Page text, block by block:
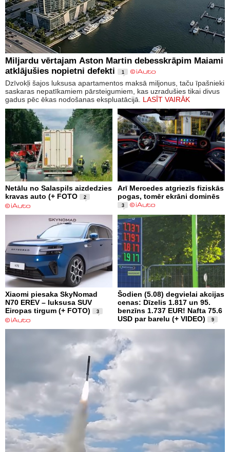
Miljardu vērtajam Aston Martin debesskrāpim Maiami
atklājušies nopietni defekti
1
Dzīvokļi šajos luksusa apartamentos maksā miljonus, taču īpašnieki
saskaras nepatīkamiem pārsteigumiem, kas uzradušies tikai divus
gadus pēc ēkas nodošanas ekspluatācijā. LASĪT VAIRĀK
Netālu no Salaspils aizdedzies
kravas auto (+ FOTO
2
Arī Mercedes atgriezīs fiziskās
pogas, tomēr ekrāni dominēs
3
Xiaomi piesaka SkyNomad
N70 EREV – luksusa SUV
Eiropas tirgum (+ FOTO)
3
Šodien (5.08) degvielai akcijas
cenas: Dīzelis 1.817 un 95.
benzīns 1.737 EUR! Nafta 75.6
USD par barelu (+ VIDEO)
9